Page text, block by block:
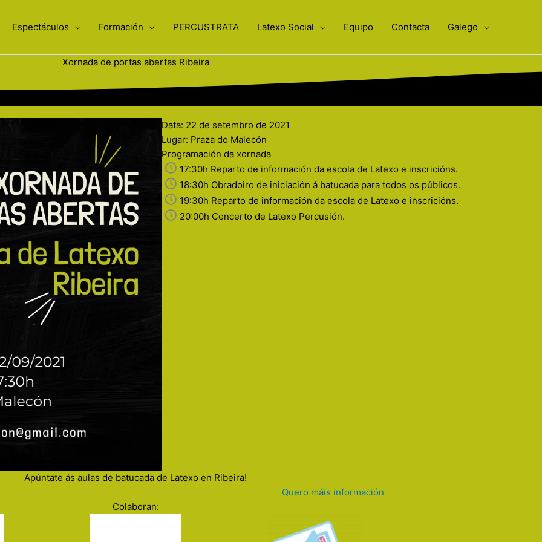
Espectáculos Formación PERCUSTRATA Latexo Social Equipo Contacta Galego
Xornada de portas abertas Ribeira
Data: 22 de setembro de 2021
Lugar: Praza do Malecón
Programación da xornada
17:30h Reparto de información da escola de Latexo e inscricións.
18:30h Obradoiro de iniciación á batucada para todos os públicos.
19:30h Reparto de información da escola de Latexo e inscricións.
20:00h Concerto de Latexo Percusión.
Apúntate ás aulas de batucada de Latexo en Ribeira!
Quero máis información
Colaboran: